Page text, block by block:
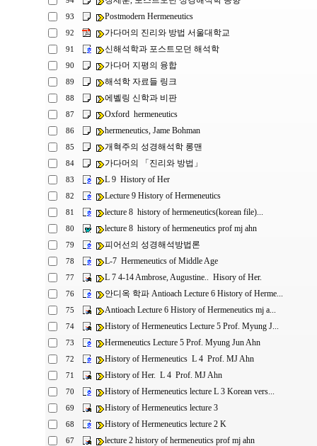
93 Postmodern Hermeneutics
92 가다머의 진리와 방법 서울대학교
91 신해석학과 포스트모던 해석학
90 가다머 지평의 융합
89 해석학 자료들 링크
88 에벨링 신학과 비판
87 Oxford hermeneutics
86 hermeneutics, Jame Bohman
85 개혁주의 성경해석학 롱맨
84 가다머의 「진리와 방법」
83 L 9 History of Her
82 Lecture 9 History of Hermeneutics
81 lecture 8 history of hermeneutics(korean file)...
80 lecture 8 history of hermeneutics prof mj ahn
79 피어선의 성경해석방법론
78 L-7 Hermeneutics of Middle Age
77 L 7 4-14 Ambrose, Augustine.. Hisory of Her.
76 안디옥 학파 Antioach Lecture 6 History of Herme...
75 Antioach Lecture 6 History of Hermeneutics mj a...
74 History of Hermeneutics Lecture 5 Prof. Myung J...
73 Hermeneutics Lecture 5 Prof. Myung Jun Ahn
72 History of Hermeneutics L 4 Prof. MJ Ahn
71 History of Her. L 4 Prof. MJ Ahn
70 History of Hermeneutics lecture L 3 Korean vers...
69 History of Hermeneutics lecture 3
68 History of Hermeneutics lecture 2 K
67 lecture 2 history of hermeneutics prof mj ahn